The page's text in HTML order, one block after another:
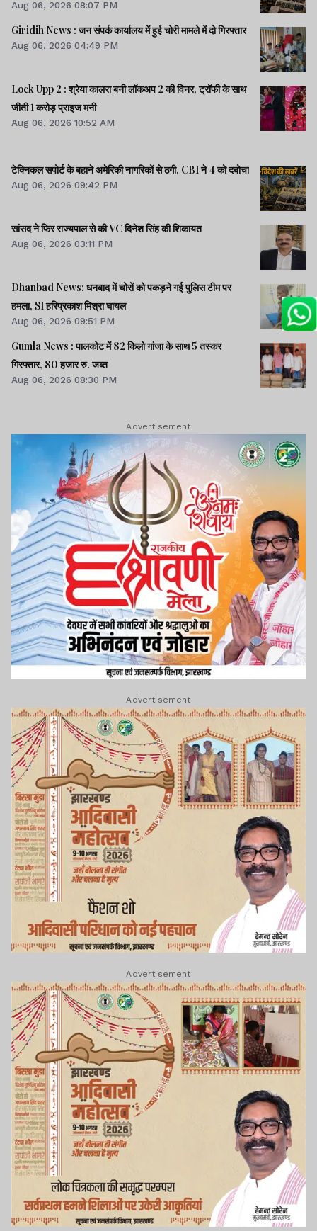
Aug 06, 2026 08:07 PM
Giridih News : जन संपर्क कार्यालय में हुई चोरी मामले में दो गिरफ्तार
Aug 06, 2026 04:49 PM
Lock Upp 2 : श्रेया कालरा बनी लॉकअप 2 की विनर, ट्रॉफी के साथ
जीती 1 करोड़ प्राइज मनी
Aug 06, 2026 10:52 AM
टेक्निकल सपोर्ट के बहाने अमेरिकी नागरिकों से ठगी, CBI ने 4 को दबोचा
Aug 06, 2026 09:42 PM
सांसद ने फिर राज्यपाल से की VC दिनेश सिंह की शिकायत
Aug 06, 2026 03:11 PM
Dhanbad News: धनबाद में चोरों को पकड़ने गई पुलिस टीम पर
हमला, SI हरिप्रकाश मिश्रा घायल
Aug 06, 2026 09:51 PM
Gumla News : पालकोट में 82 किलो गांजा के साथ 5 तस्कर
गिरफ्तार, 80 हजार रु. जब्त
Aug 06, 2026 08:30 PM
Advertisement
Advertisement
Advertisement